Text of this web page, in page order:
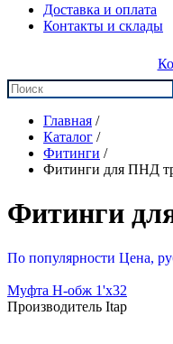
Доставка и оплата
Контакты и склады
Главная /
Каталог /
Фитинги /
Фитинги для ПНД
Фитинги
По популярности Цена,
Муфта Н-обж 1'х32
Производитель Itap